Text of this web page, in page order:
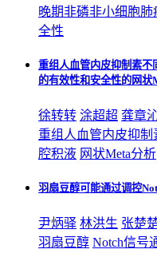
晚期非磷非小细胞肺
全性
重组人血管内皮抑制素不
的有效性和安全性的网状
徐转转 涂超超 龚章
重组人血管内皮抑制
腔积液 网状Meta分析
羽扇豆醇可能通过调控
尹炳驿 林洪生 张楚
羽扇豆醇 Notch信号